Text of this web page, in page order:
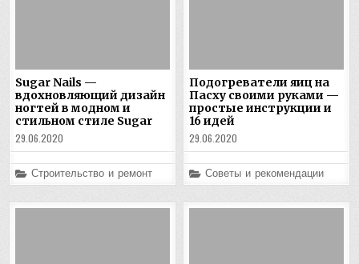
Sugar Nails —
вдохновляющий дизайн
ногтей в модном и
стильном стиле Sugar
29.06.2020
Posted
in
Строительство и ремонт
Подогреватели яиц на
Пасху своими руками —
простые инструкции и
16 идей
29.06.2020
Posted
in
Советы и рекомендации